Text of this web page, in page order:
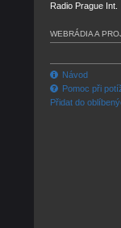
Radio Prague Int.
WEBRÁDIA A
Návod
Pomoc při
Přidat do